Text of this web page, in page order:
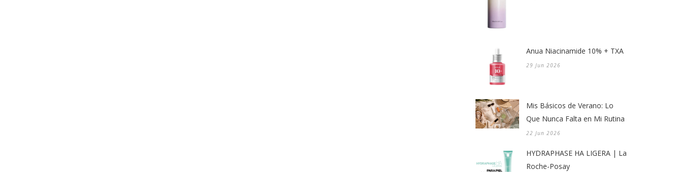
Anua Niacinamide 10% + TXA
29 Jun 2026
Mis Básicos de Verano: Lo
Que Nunca Falta en Mi Rutina
22 Jun 2026
HYDRAPHASE HA LIGERA | La
Roche-Posay